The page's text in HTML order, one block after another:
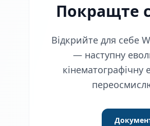
Покращте
Відкрийте для себе
— наступну
кінематографічну